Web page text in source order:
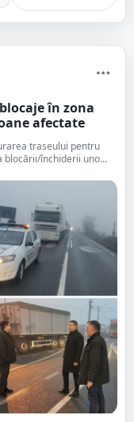
în zona
afectate
traseului pentru
închiderii uno...